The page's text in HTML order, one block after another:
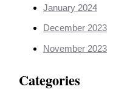
January 2024
December 2023
November 2023
Categories